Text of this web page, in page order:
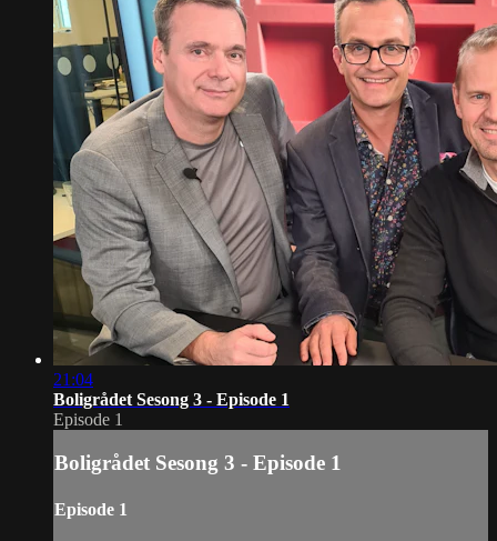
21:04
Boligrådet Sesong 3 - Episode 1
Episode 1
Boligrådet Sesong 3 - Episode 1
Episode 1